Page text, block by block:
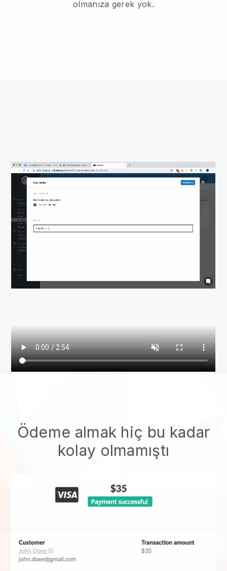
olmanıza gerek yok.
Ödeme almak hiç bu kadar
kolay olmamıştı